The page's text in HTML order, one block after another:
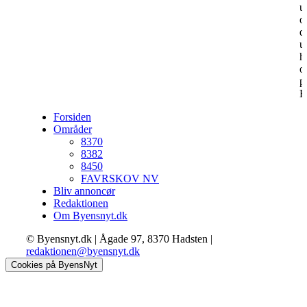
Forsiden
Områder
8370
8382
8450
FAVRSKOV NV
Bliv annoncør
Redaktionen
Om Byensnyt.dk
© Byensnyt.dk | Ågade 97, 8370 Hadsten |
redaktionen@byensnyt.dk
Cookies på ByensNyt